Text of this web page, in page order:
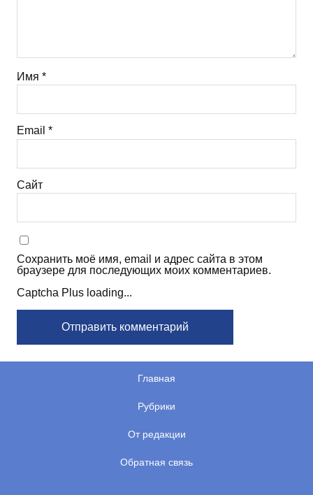
Имя *
Email *
Сайт
Сохранить моё имя, email и адрес сайта в этом
браузере для последующих моих комментариев.
Captcha Plus loading...
Главная
Рубрики
От редакции
Обратная связь